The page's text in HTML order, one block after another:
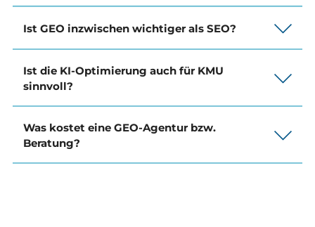
Ist GEO inzwischen wichtiger als SEO?
Ist die KI-Optimierung auch für KMU
sinnvoll?
Was kostet eine GEO-Agentur bzw.
Beratung?